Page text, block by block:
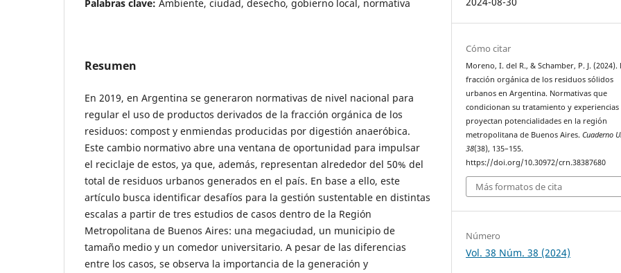
Palabras clave: Ambiente, ciudad, desecho, gobierno local, normativa
Resumen
En 2019, en Argentina se generaron normativas de nivel nacional para
regular el uso de productos derivados de la fracción orgánica de los
residuos: compost y enmiendas producidas por digestión anaeróbica.
Este cambio normativo abre una ventana de oportunidad para impulsar
el reciclaje de estos, ya que, además, representan alrededor del 50% del
total de residuos urbanos generados en el país. En base a ello, este
artículo busca identificar desafíos para la gestión sustentable en distintas
escalas a partir de tres estudios de casos dentro de la Región
Metropolitana de Buenos Aires: una megaciudad, un municipio de
tamaño medio y un comedor universitario. A pesar de las diferencias
entre los casos, se observa la importancia de la generación y
Cómo citar
Moreno, I. del R., & Schamber, P. J. (2024).
fracción orgánica de los residuos sólidos
urbanos en Argentina. Normativas que
condicionan su tratamiento y experiencias
proyectan potencialidades en la región
metropolitana de Buenos Aires.Cuaderno
38(38), 135–155.
https://doi.org/10.30972/crn.38387680
Más formatos de cita
Número
Vol. 38 Núm. 38 (2024)